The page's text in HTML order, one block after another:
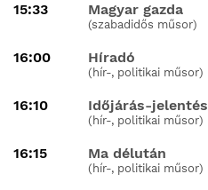
15:33 Magyar gazda
(szabadidős műsor)
16:00 Híradó
(hír-, politikai műsor)
16:10 Időjárás-jelentés
(hír-, politikai műsor)
16:15 Ma délután
(hír-, politikai műsor)